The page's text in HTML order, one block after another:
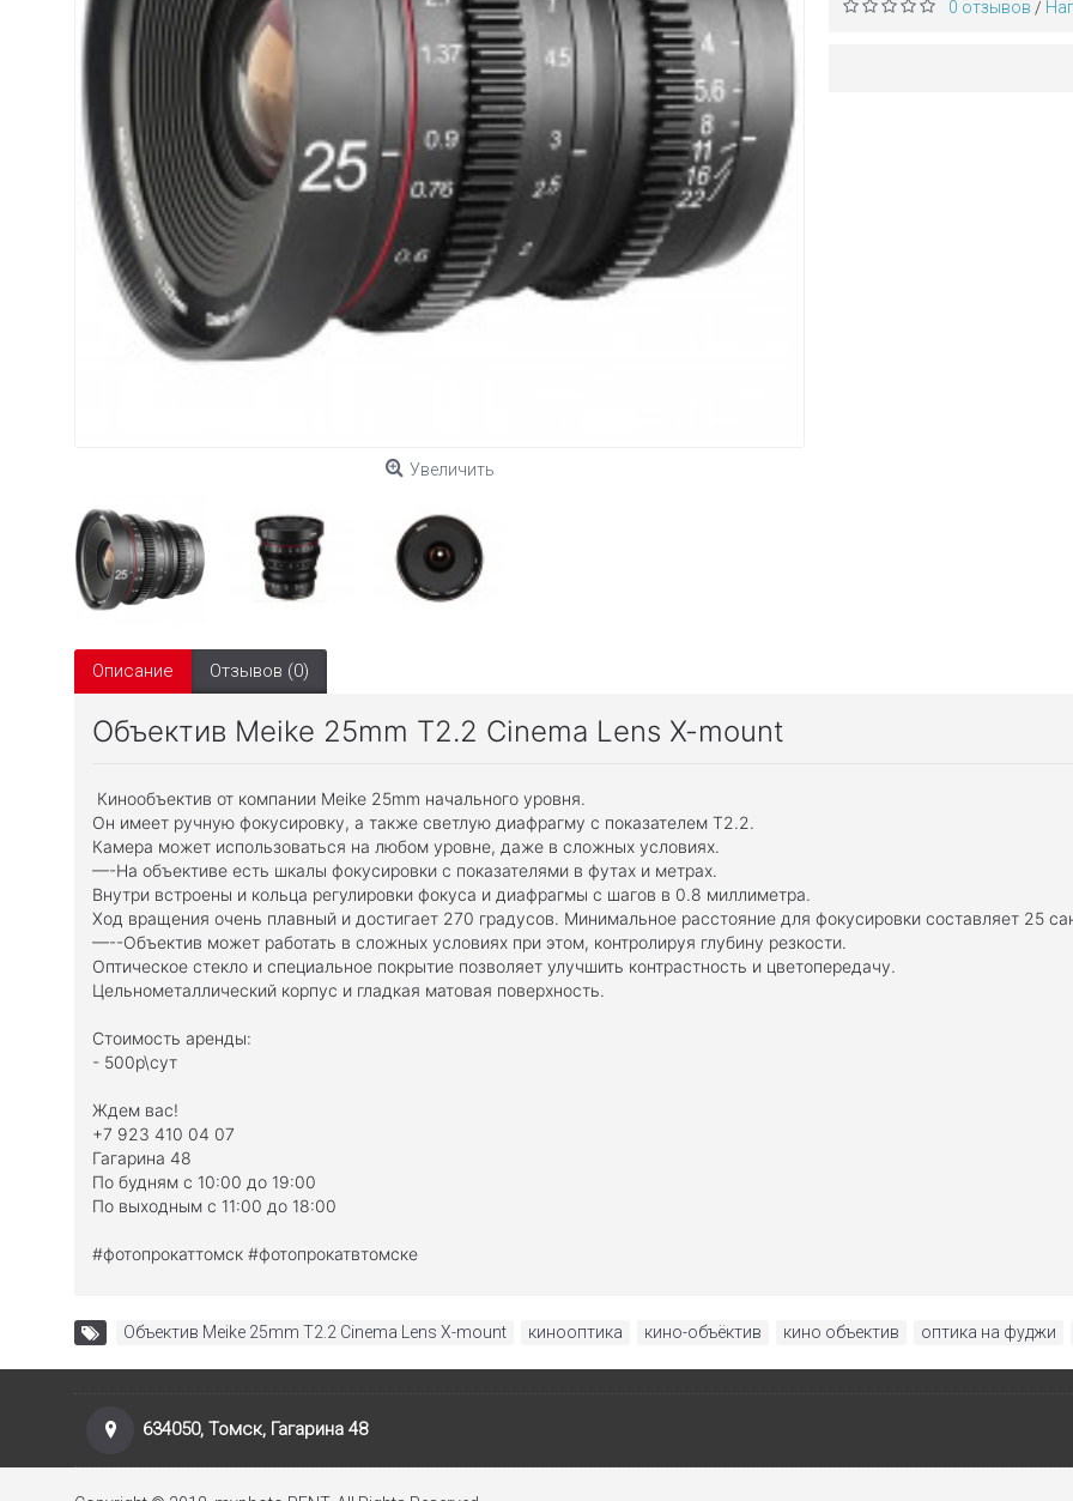
Увеличить
0 отзывов /
Описание Отзывов (0)
Объектив Meike 25mm T2.2 Cinema Lens X-mount
Кинообъектив от компании Meike 25mm начального уровня.
Он имеет ручную фокусировку, а также светлую диафрагму с показателем T2.2.
Камера может использоваться на любом уровне, даже в сложных условиях.
—-На объективе есть шкалы фокусировки с показателями в футах и метрах.
Внутри встроены и кольца регулировки фокуса и диафрагмы с шагов в 0.8 миллиметра.
Ход вращения очень плавный и достигает 270 градусов. Минимальное расстояние для фокусировки составляет 25
—--Объектив может работать в сложных условиях при этом, контролируя глубину резкости.
Оптическое стекло и специальное покрытие позволяет улучшить контрастность и цветопередачу.
Цельнометаллический корпус и гладкая матовая поверхность.
Стоимость аренды:
- 500р\сут
Ждем вас!
+7 923 410 04 07
Гагарина 48
По будням с 10:00 до 19:00
По выходным с 11:00 до 18:00
#фотопрокаттомск #фотопрокатвтомске
Объектив Meike 25mm T2.2 Cinema Lens X-mount кинооптика кино-объёктив кино объектив оптика на фуджи
634050, Томск, Гагарина 48